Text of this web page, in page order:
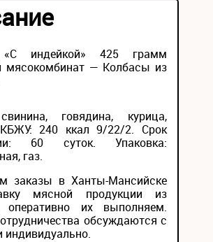
«С индейкой» 425 грамм
мясокомбинат — Колбасы из
говядина, курица,
240 ккал 9/22/2. Срок
60 суток. Упаковка:
газ.
заказы в Ханты-Мансийске
мясной продукции из
оперативно их выполняем.
обсуждаются с
индивидуально.